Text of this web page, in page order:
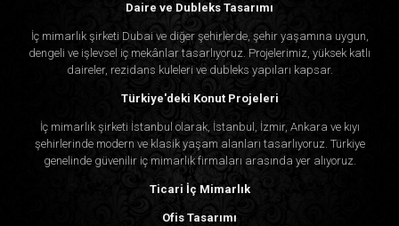
Daire ve Dubleks Tasarımı
İç mimarlık şirketi Dubai ve diğer şehirlerde, şehir yaşamına uygun,
dengeli ve işlevsel iç mekânlar tasarlıyoruz. Projelerimiz, yüksek katlı
daireler, rezidans kuleleri ve dubleks yapıları kapsar.
Türkiye'deki Konut Projeleri
İç mimarlık şirketi İstanbul olarak, İstanbul, İzmir, Ankara ve kıyı
şehirlerinde modern ve klasik yaşam alanları tasarlıyoruz. Türkiye
genelinde güvenilir iç mimarlık firmaları arasında yer alıyoruz.
Ticari İç Mimarlık
Ofis Tasarımı